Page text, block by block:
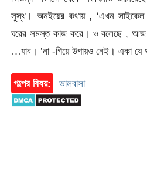
সুস্থ। অনইয়ের কথায় , ‘এখন
ঘরের সমস্ত কাজ করে। ও বলেছে , আজ
…যাব। ’না -গিয়ে উপায়ও নেই। একা যে
গল্পের বিষয়: ভালবাসা